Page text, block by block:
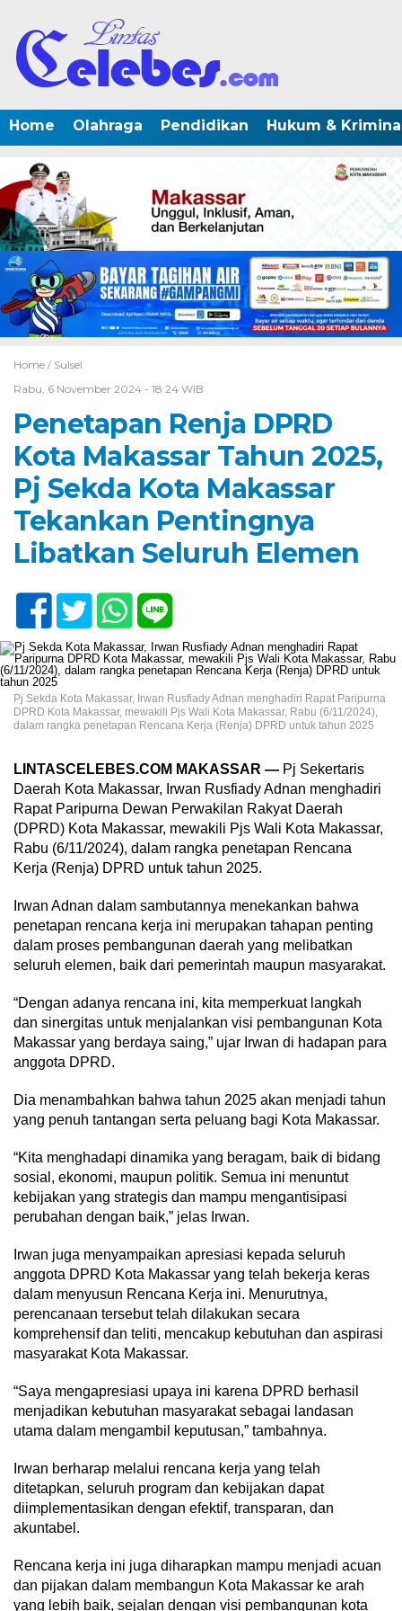
Home Olahraga Pendidikan Hukum &
Home / Sulsel
Rabu, 6 November 2024 - 18:24 WIB
Penetapan Renja DPRD
Kota Makassar Tahun 2025,
Pj Sekda Kota Makassar
Tekankan Pentingnya
Libatkan Seluruh Elemen
Pj Sekda Kota Makassar, Irwan Rusfiady Adnan menghadiri Rapat Paripurna
DPRD Kota Makassar, mewakili Pjs Wali Kota Makassar, Rabu (6/11/2024),
dalam rangka penetapan Rencana Kerja (Renja) DPRD untuk tahun 2025
LINTASCELEBES.COM MAKASSAR — Pj Sekertaris
Daerah Kota Makassar, Irwan Rusfiady Adnan menghadiri
Rapat Paripurna Dewan Perwakilan Rakyat Daerah
(DPRD) Kota Makassar, mewakili Pjs Wali Kota Makassar,
Rabu (6/11/2024), dalam rangka penetapan Rencana
Kerja (Renja) DPRD untuk tahun 2025.
Irwan Adnan dalam sambutannya menekankan bahwa
penetapan rencana kerja ini merupakan tahapan penting
dalam proses pembangunan daerah yang melibatkan
seluruh elemen, baik dari pemerintah maupun masyarakat.
“Dengan adanya rencana ini, kita memperkuat langkah
dan sinergitas untuk menjalankan visi pembangunan Kota
Makassar yang berdaya saing,” ujar Irwan di hadapan para
anggota DPRD.
Dia menambahkan bahwa tahun 2025 akan menjadi tahun
yang penuh tantangan serta peluang bagi Kota Makassar.
“Kita menghadapi dinamika yang beragam, baik di bidang
sosial, ekonomi, maupun politik. Semua ini menuntut
kebijakan yang strategis dan mampu mengantisipasi
perubahan dengan baik,” jelas Irwan.
Irwan juga menyampaikan apresiasi kepada seluruh
anggota DPRD Kota Makassar yang telah bekerja keras
dalam menyusun Rencana Kerja ini. Menurutnya,
perencanaan tersebut telah dilakukan secara
komprehensif dan teliti, mencakup kebutuhan dan aspirasi
masyarakat Kota Makassar.
“Saya mengapresiasi upaya ini karena DPRD berhasil
menjadikan kebutuhan masyarakat sebagai landasan
utama dalam mengambil keputusan,” tambahnya.
Irwan berharap melalui rencana kerja yang telah
ditetapkan, seluruh program dan kebijakan dapat
diimplementasikan dengan efektif, transparan, dan
akuntabel.
Rencana kerja ini juga diharapkan mampu menjadi acuan
dan pijakan dalam membangun Kota Makassar ke arah
yang lebih baik, sejalan dengan visi pembangunan kota